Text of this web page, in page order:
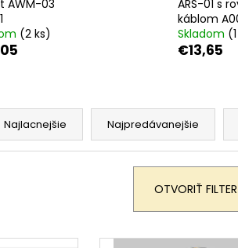
AWM-03
(2 ks)
ARS-01 s
káblom
Skladom
€13,65
Najlacnejšie Najpredávanejšie
OTVORIŤ FILTER